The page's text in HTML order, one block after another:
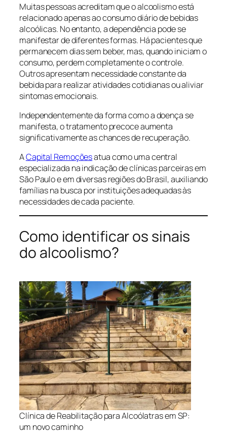
Muitas pessoas acreditam que o alcoolismo está
relacionado apenas ao consumo diário de bebidas
alcoólicas. No entanto, a dependência pode se
manifestar de diferentes formas. Há pacientes que
permanecem dias sem beber, mas, quando iniciam o
consumo, perdem completamente o controle.
Outros apresentam necessidade constante da
bebida para realizar atividades cotidianas ou aliviar
sintomas emocionais.
Independentemente da forma como a doença se
manifesta, o tratamento precoce aumenta
significativamente as chances de recuperação.
ACapital Remoçõesatua como uma central
especializada na indicação de clínicas parceiras em
São Paulo e em diversas regiões do Brasil, auxiliando
famílias na busca por instituições adequadas às
necessidades de cada paciente.
Como identificar os sinais
do alcoolismo?
Clínica de Reabilitação para Alcoólatras em SP:
um novo caminho